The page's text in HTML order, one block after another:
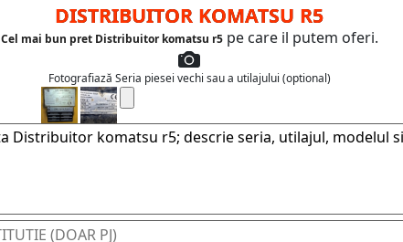
DISTRIBUITOR KOMATSU R5
Cel mai bun pret Distribuitor komatsu r5pe care il putem oferi.
Fotografiază Seria piesei vechi sau a utilajului (optional)